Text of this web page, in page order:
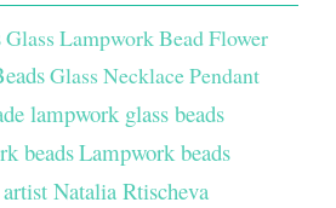
Glass Lampwork Bead Flower
Glass Necklace Pendant
lampwork glass beads
beadsLampwork beads
Natalia Rtischeva